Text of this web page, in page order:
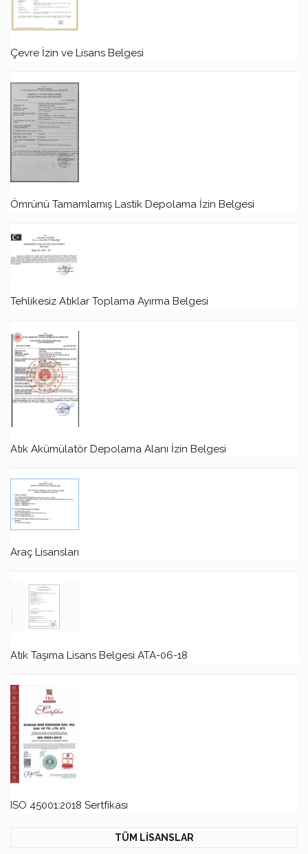
Çevre İzin ve Lisans Belgesi
Ömrünü Tamamlamış Lastik Depolama İzin Belgesi
Tehlikesiz Atıklar Toplama Ayırma Belgesi
Atık Akümülatör Depolama Alanı İzin Belgesi
Araç Lisansları
Atık Taşıma Lisans Belgesi ATA-06-18
ISO 45001:2018 Sertfikası
TÜM LİSANSLAR